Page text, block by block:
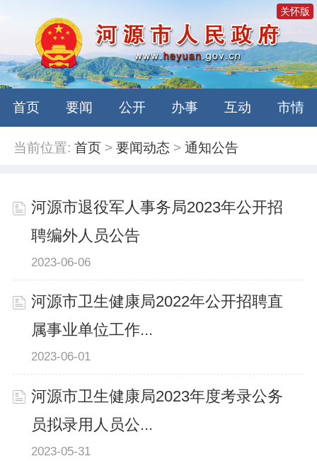
关怀版
首页 要闻 公开 办事 互动 市情
当前位置: 首页 >要闻动态 >通知公告
河源市退役军人事务局2023年公开招
聘编外人员公告
2023-06-06
河源市卫生健康局2022年公开招聘直
属事业单位工作...
2023-06-01
河源市卫生健康局2023年度考录公务
员拟录用人员公...
2023-05-31